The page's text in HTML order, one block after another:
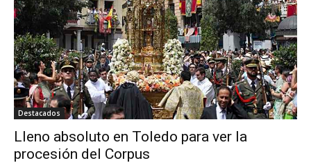
Destacados
Lleno absoluto en Toledo para ver la
procesión del Corpus